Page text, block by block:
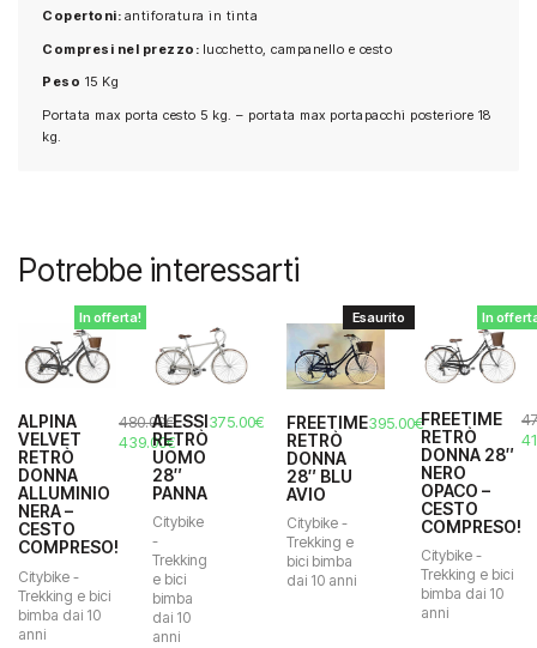
Copertoni: antiforatura in tinta
Compresi nel prezzo: lucchetto, campanello e cesto
Peso 15 Kg
Portata max porta cesto 5 kg. – portata max portapacchi posteriore 18
kg.
Potrebbe interessarti
In offerta!
ALPINA
VELVET
RETRÒ
DONNA
ALLUMINIO
NERA –
CESTO
COMPRESO!
Citybike -
Trekking e bici
bimba dai 10
anni
480.00€
Il
prezzo
originale
480.00€.
439.00€Il
prezzo
è:
439.00€.
ALESSI
RETRÒ
UOMO
28″
PANNA
Citybike
-
Trekking
e bici
bimba
dai 10
anni
375.00€
Esaurito
FREETIME
RETRÒ
DONNA
28″ BLU
AVIO
Citybike -
Trekking e
bici bimba
dai 10 anni
395.00€
In
FREETIME
RETRÒ
DONNA 28″
NERO
OPACO –
CESTO
COMPRESO!
Citybike -
Trekking e bici
bimba dai 10
anni
Il